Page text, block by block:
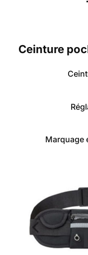
Ceinture
Marquage